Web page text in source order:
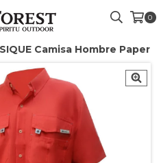
0
Camisa Hombre Paper